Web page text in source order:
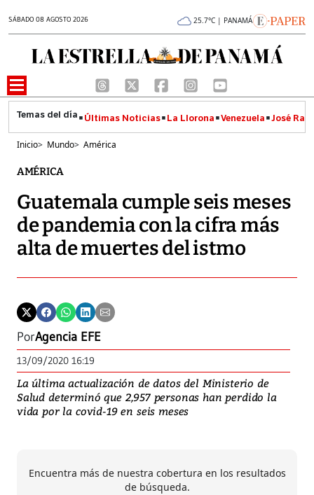
SÁBADO 08 AGOSTO 2026 25.7°C | PANAMÁ
Últimas Noticias La Llorona Venezuela José
Inicio> Mundo> América
AMÉRICA
Guatemala cumple seis meses
de pandemia con la cifra más
alta de muertes del istmo
PorAgencia EFE
13/09/2020 16:19
La última actualización de datos del Ministerio de
Salud determinó que 2,957 personas han perdido la
vida por la covid-19 en seis meses
Encuentra más de nuestra cobertura en los resultados
de búsqueda.